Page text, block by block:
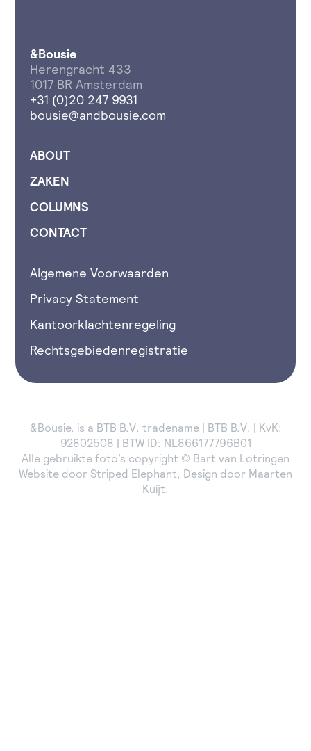
&Bousie
Herengracht 433
1017 BR Amsterdam
+31 (0)20 247 9931
bousie@andbousie.com
ABOUT
ZAKEN
COLUMNS
CONTACT
Algemene Voorwaarden
Privacy Statement
Kantoorklachtenregeling
Rechtsgebiedenregistratie
&Bousie. is a BTB B.V. tradename | BTB B.V. | KvK:
92802508 | BTW ID: NL866177796B01
Alle gebruikte foto’s copyright © Bart van Lotringen
Website door Striped Elephant, Design door Maarten
Kuijt.